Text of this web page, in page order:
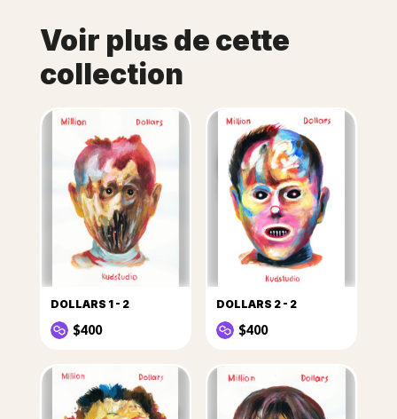
Voir plus de cette
collection
DOLLARS 1 - 2
$400
DOLLARS 2 - 2
$400